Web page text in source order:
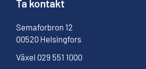
Ta kontakt
Semaforbron 12
00520 Helsingfors
Växel 029 551 1000